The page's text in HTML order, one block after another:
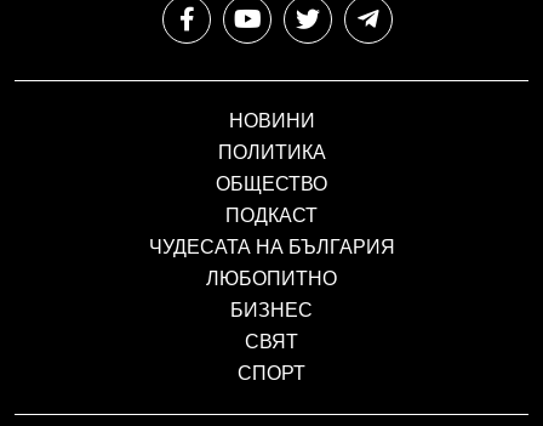
НОВИНИ
ПОЛИТИКА
ОБЩЕСТВО
ПОДКАСТ
ЧУДЕСАТА НА БЪЛГАРИЯ
ЛЮБОПИТНО
БИЗНЕС
СВЯТ
СПОРТ